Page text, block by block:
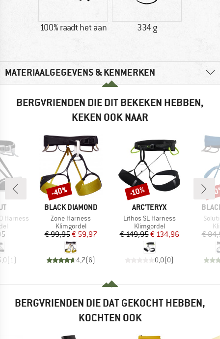
100% raadt het aan 334 g
MATERIAALGEGEVENS & KENMERKEN
BERGVRIENDEN DIE DIT BEKEKEN HEBBEN,
KEKEN OOK NAAR
Harness
( 1)
MERK
BLACK DIAMOND
Artikel
Zone Harness
Productgroep
Klimgordel
Prijs
€ 99,95Verlaagde prijs
€ 59,97
4,7(6)
Korting
-40%
MERK
ARC'TERYX
Artikel
Lithos SL Harness
Productgroep
Klimgordel
Prijs
€ 149,95Verlaagde prijs
€ 134,96
0,0(0)
Korting
-10%
MERK
€
-
BERGVRIENDEN DIE DAT GEKOCHT HEBBEN,
KOCHTEN OOK